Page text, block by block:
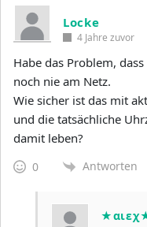
Locke
4 Jahre zuvor
Habe das Problem,
noch nie am Netz.
Wie sicher ist das mit
und die tatsächliche
damit leben?
0 Antworten